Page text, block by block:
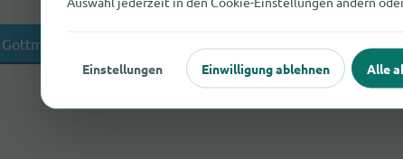
Gottmadingen Rielasingen-Worblingen
Einstellungen Einwilligung ablehnen Alle